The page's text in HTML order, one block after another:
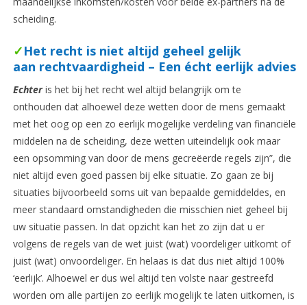
scheiding.
✓Het recht is niet altijd geheel gelijk
aan rechtvaardigheid – Een écht eerlijk advies
Echteris het bij het recht wel altijd belangrijk om te
onthouden dat alhoewel deze wetten door de mens gemaakt
met het oog op een zo eerlijk mogelijke verdeling van financiële
middelen na de scheiding, deze wetten uiteindelijk ook maar
een opsomming van door de mens gecreëerde regels zijn”, die
niet altijd even goed passen bij elke situatie. Zo gaan ze bij
situaties bijvoorbeeld soms uit van bepaalde gemiddeldes, en
meer standaard omstandigheden die misschien niet geheel bij
uw situatie passen. In dat opzicht kan het zo zijn dat u er
volgens de regels van de wet juist (wat) voordeliger uitkomt of
juist (wat) onvoordeliger. En helaas is dat dus niet altijd 100%
‘eerlijk’. Alhoewel er dus wel altijd ten volste naar gestreefd
worden om alle partijen zo eerlijk mogelijk te laten uitkomen, is